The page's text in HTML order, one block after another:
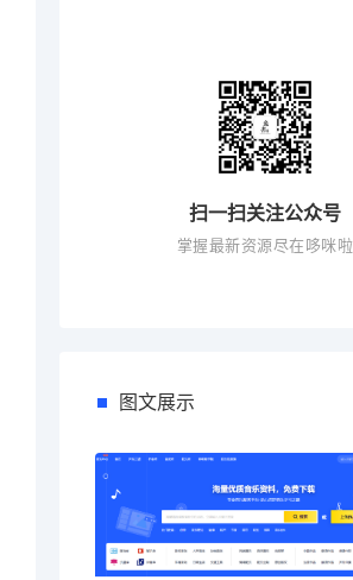
扫一扫关注公众号
掌握最新资源尽在哆咪啦
图文展示